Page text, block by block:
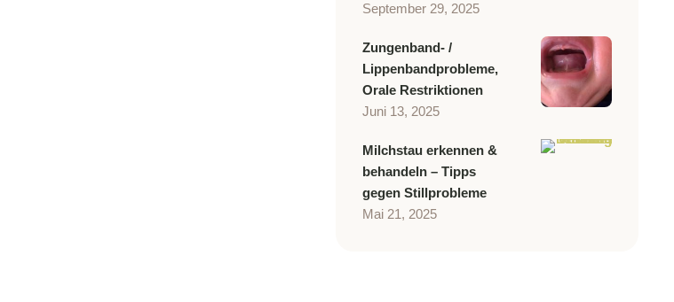
September 29, 2025
Zungenband- /
Lippenbandprobleme,
Orale Restriktionen
Juni 13, 2025
Milchstau erkennen &
behandeln – Tipps
gegen Stillprobleme
Mai 21, 2025